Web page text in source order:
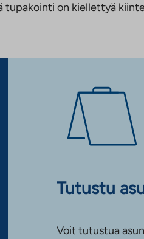
on kiellettyä
Tutustu
Voit tutustua